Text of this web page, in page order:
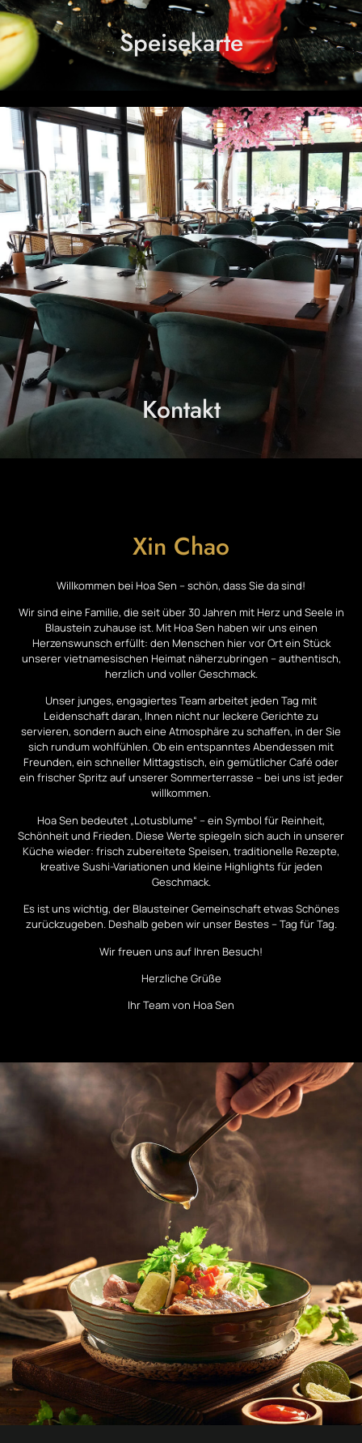
Speisekarte
Kontakt
Xin Chao
Willkommen bei Hoa Sen – schön, dass Sie da sind!
Wir sind eine Familie, die seit über 30 Jahren mit Herz und Seele in
Blaustein zuhause ist. Mit Hoa Sen haben wir uns einen
Herzenswunsch erfüllt: den Menschen hier vor Ort ein Stück
unserer vietnamesischen Heimat näherzubringen – authentisch,
herzlich und voller Geschmack.
Unser junges, engagiertes Team arbeitet jeden Tag mit
Leidenschaft daran, Ihnen nicht nur leckere Gerichte zu
servieren, sondern auch eine Atmosphäre zu schaffen, in der Sie
sich rundum wohlfühlen. Ob ein entspanntes Abendessen mit
Freunden, ein schneller Mittagstisch, ein gemütlicher Café oder
ein frischer Spritz auf unserer Sommerterrasse – bei uns ist jeder
willkommen.
Hoa Sen bedeutet „Lotusblume“ – ein Symbol für Reinheit,
Schönheit und Frieden. Diese Werte spiegeln sich auch in unserer
Küche wieder: frisch zubereitete Speisen, traditionelle Rezepte,
kreative Sushi-Variationen und kleine Highlights für jeden
Geschmack.
Es ist uns wichtig, der Blausteiner Gemeinschaft etwas Schönes
zurückzugeben. Deshalb geben wir unser Bestes – Tag für Tag.
Wir freuen uns auf Ihren Besuch!
Herzliche Grüße
Ihr Team von Hoa Sen